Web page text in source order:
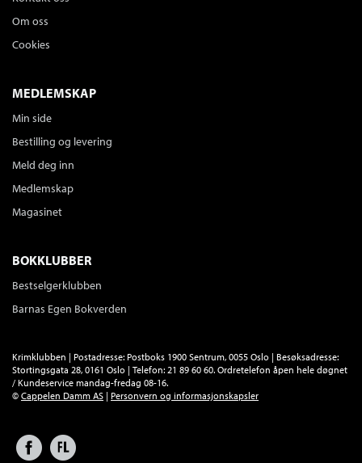
Om oss
Cookies
MEDLEMSKAP
Min side
Bestilling og levering
Meld deg inn
Medlemskap
Magasinet
BOKKLUBBER
Bestselgerklubben
Barnas Egen Bokverden
Krimklubben | Postadresse: Postboks 1900 Sentrum, 0055 Oslo | Besøksadresse:
Stortingsgata 28, 0161 Oslo | Telefon: 21 89 60 60. Ordretelefon åpen hele døgnet
/ Kundeservice mandag-fredag 08-16.
© Cappelen Damm AS | Personvern og informasjonskapsler
Facebook